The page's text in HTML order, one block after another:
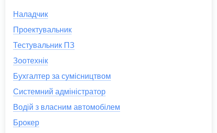
Наладчик
Проектувальник
Тестувальник ПЗ
Зоотехнік
Бухгалтер за сумісництвом
Системний адміністратор
Водій з власним автомобілем
Брокер